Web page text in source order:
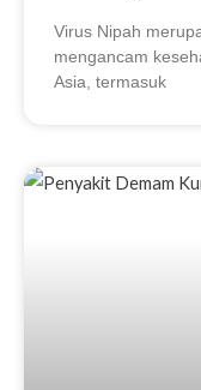
Virus Nipah
mengancam
Asia, termasuk